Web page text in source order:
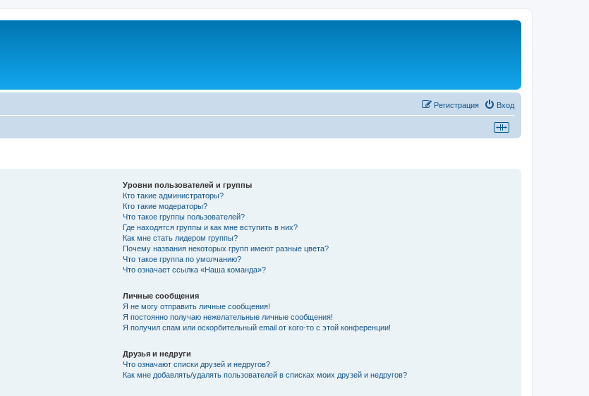
Вход
Регистрация
Уровни пользователей и группы
Кто такие администраторы?
Кто такие модераторы?
Что такое группы пользователей?
Где находятся группы и как мне вступить в них?
Как мне стать лидером группы?
Почему названия некоторых групп имеют разные цвета?
Что такое группа по умолчанию?
Что означает ссылка «Наша команда»?
Личные сообщения
Я не могу отправить личные сообщения!
Я постоянно получаю нежелательные личные сообщения!
Я получил спам или оскорбительный email от кого-то с этой конференции!
Друзья и недруги
Что означают списки друзей и недругов?
Как мне добавлять/удалять пользователей в списках моих друзей и недругов?